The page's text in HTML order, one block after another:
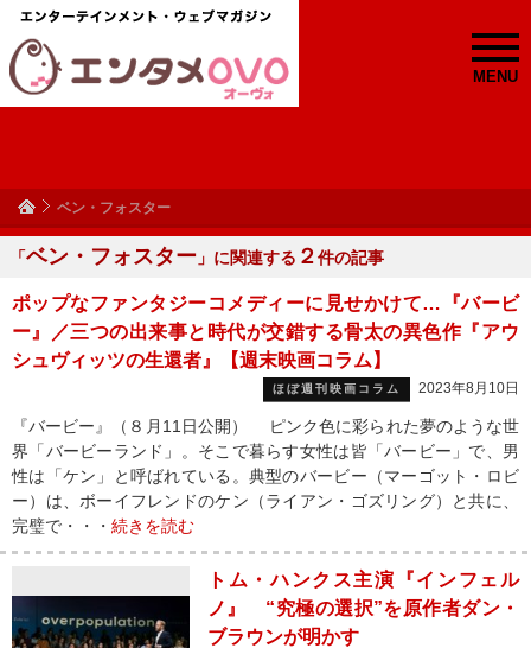
MENU
ベン・フォスター
「ベン・フォスター 」に関連する ２件の記事
ポップなファンタジーコメディーに見せかけて…『バービ
ー』／三つの出来事と時代が交錯する骨太の異色作『アウ
シュヴィッツの生還者』【週末映画コラム】
ほぼ週刊映画コラム 2023年8月10日
『バービー』（８月11日公開） ピンク色に彩られた夢のような世
界「バービーランド」。そこで暮らす女性は皆「バービー」で、男
性は「ケン」と呼ばれている。典型のバービー（マーゴット・ロビ
ー）は、ボーイフレンドのケン（ライアン・ゴズリング）と共に、
完璧で・・・ 続きを読む
トム・ハンクス主演『インフェル
ノ』 “究極の選択”を原作者ダン・
ブラウンが明かす